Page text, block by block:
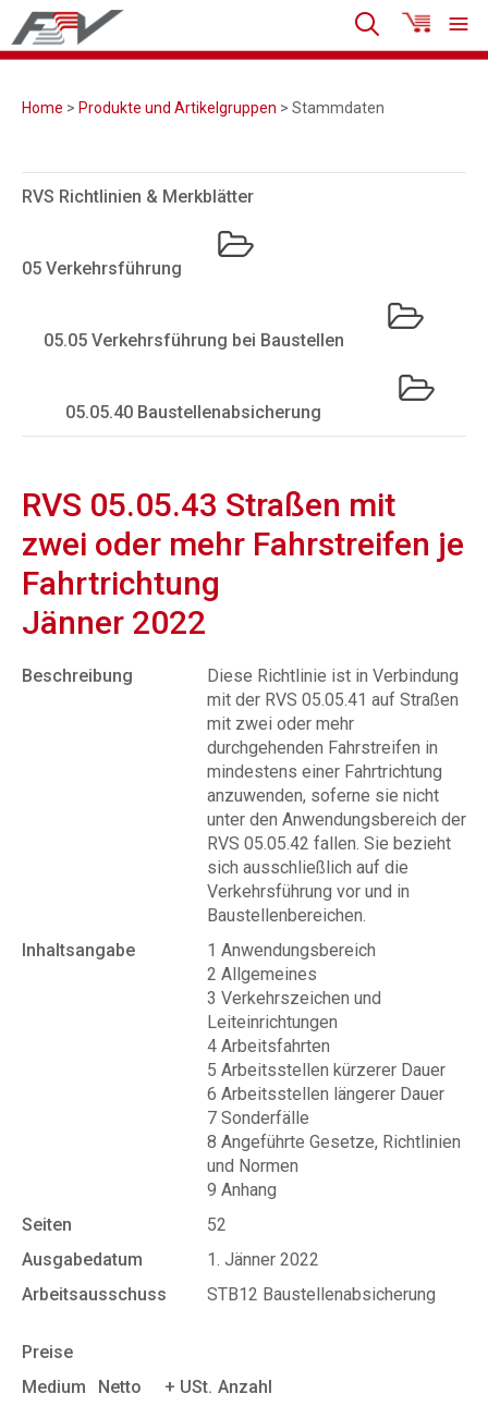
Home > Produkte und Artikelgruppen > Stammdaten
RVS Richtlinien & Merkblätter
05 Verkehrsführung
05.05 Verkehrsführung bei Baustellen
05.05.40 Baustellenabsicherung
RVS 05.05.43 Straßen mit
zwei oder mehr Fahrstreifen je
Fahrtrichtung
Jänner 2022
Beschreibung
Diese Richtlinie ist in Verbindung
mit der RVS 05.05.41 auf Straßen
mit zwei oder mehr
durchgehenden Fahrstreifen in
mindestens einer Fahrtrichtung
anzuwenden, soferne sie nicht
unter den Anwendungsbereich der
RVS 05.05.42 fallen. Sie bezieht
sich ausschließlich auf die
Verkehrsführung vor und in
Baustellenbereichen.
Inhaltsangabe
1 Anwendungsbereich
2 Allgemeines
3 Verkehrszeichen und
Leiteinrichtungen
4 Arbeitsfahrten
5 Arbeitsstellen kürzerer Dauer
6 Arbeitsstellen längerer Dauer
7 Sonderfälle
8 Angeführte Gesetze, Richtlinien
und Normen
9 Anhang
Seiten
52
Ausgabedatum
1. Jänner 2022
Arbeitsausschuss
STB12 Baustellenabsicherung
Preise
Medium
Netto + USt. Anzahl